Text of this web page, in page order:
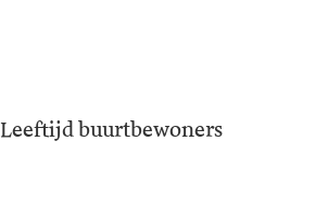
Leeftijd buurtbewoners